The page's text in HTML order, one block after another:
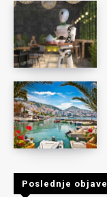
Poslednje objave